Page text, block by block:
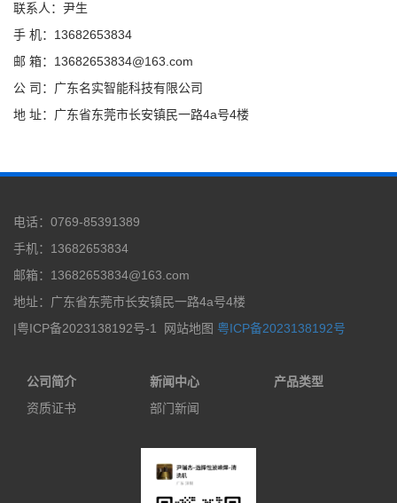
联系人：尹生
手 机：13682653834
邮 箱：13682653834@163.com
公 司：广东名实智能科技有限公司
地 址：广东省东莞市长安镇民一路4a号4楼
电话：0769-85391389
手机：13682653834
邮箱：13682653834@163.com
地址：广东省东莞市长安镇民一路4a号4楼
|粤ICP备2023138192号-1
网站地图 粤ICP备2023138192号
公司简介
资质证书
新闻中心
部门新闻
产品类型